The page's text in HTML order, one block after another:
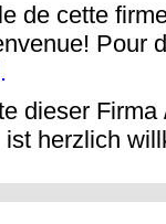
de cette
Pour
dieser
herzlich